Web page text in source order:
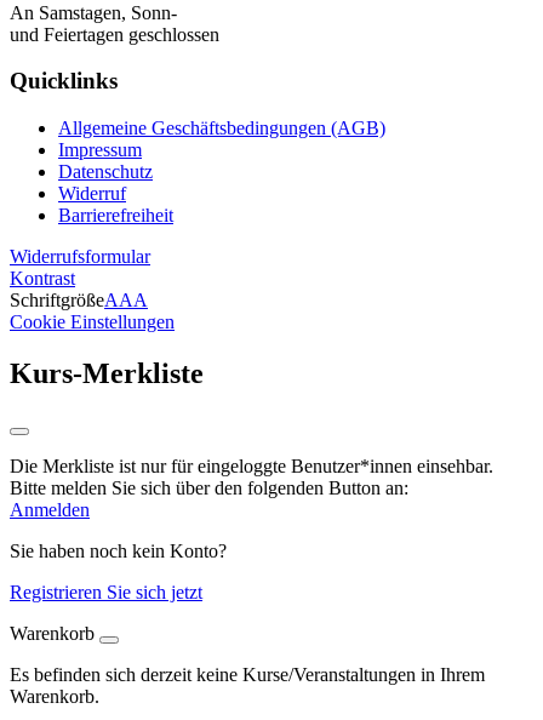
An Samstagen, Sonn-
und Feiertagen geschlossen
Quicklinks
Allgemeine Geschäftsbedingungen (AGB)
Impressum
Datenschutz
Widerruf
Barrierefreiheit
Widerrufsformular
Kontrast
SchriftgrößeAAA
Cookie Einstellungen
Kurs-Merkliste
Die Merkliste ist nur für eingeloggte Benutzer*innen einsehbar.
Bitte melden Sie sich über den folgenden Button an:
Anmelden
Sie haben noch kein Konto?
Registrieren Sie sich jetzt
Warenkorb
Es befinden sich derzeit keine Kurse/Veranstaltungen in Ihrem
Warenkorb.